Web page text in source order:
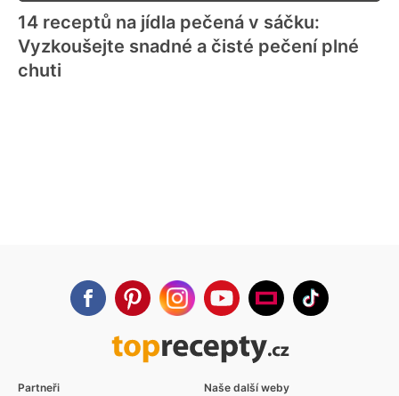
14 receptů na jídla pečená v sáčku:
Vyzkoušejte snadné a čisté pečení plné
chuti
Partneři Naše další weby